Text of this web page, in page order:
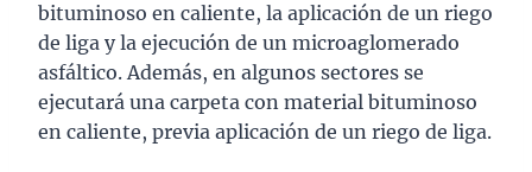
bituminoso en caliente, la aplicación de un riego
de liga y la ejecución de un microaglomerado
asfáltico. Además, en algunos sectores se
ejecutará una carpeta con material bituminoso
en caliente, previa aplicación de un riego de liga.